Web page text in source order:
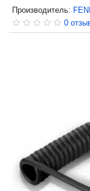
Производитель:
0